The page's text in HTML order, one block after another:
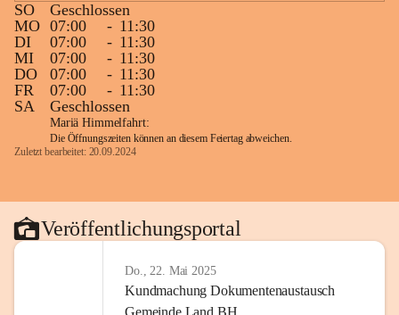
SO
Geschlossen
MO 07:00 - 11:30
DI
07:00 - 11:30
MI
07:00 - 11:30
DO
07:00 - 11:30
FR
07:00 - 11:30
SA
Geschlossen
Mariä Himmelfahrt:
Die Öffnungszeiten können an diesem Feiertag abweichen.
Zuletzt bearbeitet: 20.09.2024
Veröffentlichungsportal
Do., 22. Mai 2025
Kundmachung Dokumentenaustausch
Gemeinde Land BH